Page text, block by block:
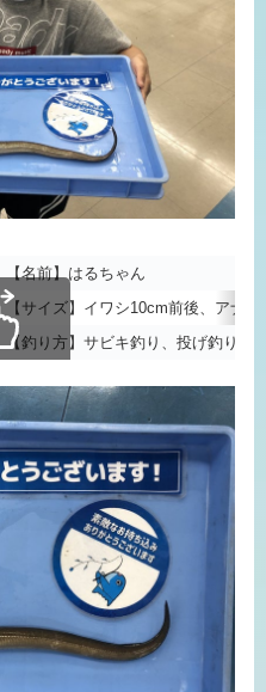
【名前】はるちゃん
【サイズ】イワシ10cm前後、アナゴ
【釣り方】サビキ釣り、投げ釣り